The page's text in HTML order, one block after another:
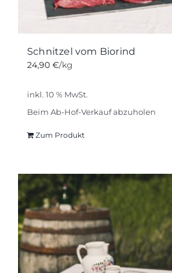
Schnitzel vom Biorind
24,90 €/kg
inkl. 10 % MwSt.
Beim Ab-Hof-Verkauf abzuholen
Zum Produkt